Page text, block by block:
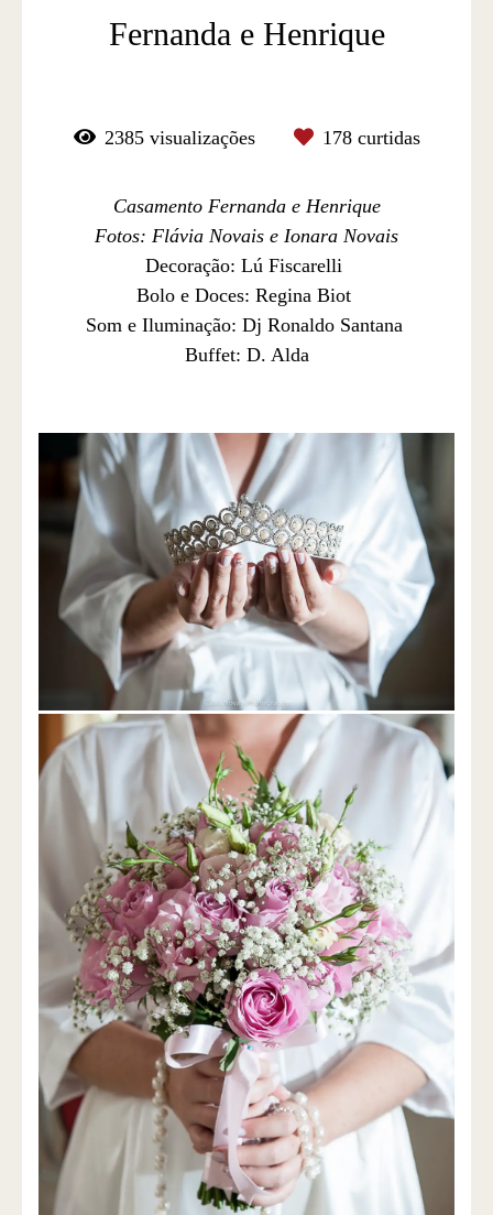
Fernanda e Henrique
2385visualizações 178curtidas
Casamento Fernanda e Henrique
Fotos: Flávia Novais e Ionara Novais
Decoração: Lú Fiscarelli
Bolo e Doces: Regina Biot
Som e Iluminação: Dj Ronaldo Santana
Buffet: D. Alda